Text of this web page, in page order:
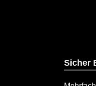
Sicher